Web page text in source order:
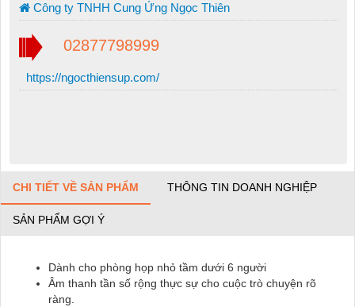
Công ty TNHH Cung Ứng Ngọc Thiên
02877798999
https://ngocthiensup.com/
CHI TIẾT VỀ SẢN PHẨM THÔNG TIN DOANH NGHIỆP
SẢN PHẨM GỢI Ý
Dành cho phòng họp nhỏ tầm dưới 6 người
Âm thanh tần số rộng thực sự cho cuộc trò chuyện rõ
ràng.